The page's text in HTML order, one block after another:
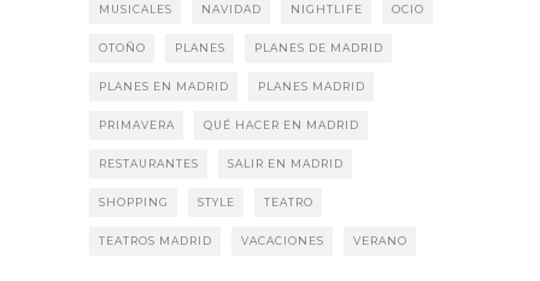
MUSICALES NAVIDAD NIGHTLIFE OCIO
OTOÑO PLANES PLANES DE MADRID
PLANES EN MADRID PLANES MADRID
PRIMAVERA QUÉ HACER EN MADRID
RESTAURANTES SALIR EN MADRID
SHOPPING STYLE TEATRO
TEATROS MADRID VACACIONES VERANO